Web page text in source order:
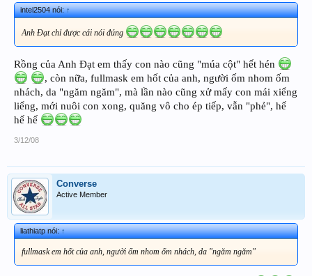
intel2504 nói:↑
Anh Đạt chỉ được cái nói đúng
Rồng của Anh Đạt em thấy con nào cũng "múa cột" hết hén
, còn nữa, fullmask em hốt của anh, người ốm nhom ốm
nhách, da "ngăm ngăm", mà lần nào cũng xử mấy con mái xiểng
liểng, mới nuôi con xong, quăng vô cho ép tiếp, vẫn "phẻ", hế
hế hế
3/12/08
Converse
Active Member
liathiatp nói:↑
fullmask em hốt của anh, người ốm nhom ốm nhách, da "ngăm ngăm"